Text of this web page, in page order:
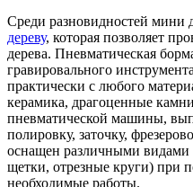
Среди разновидностей мини
дереву, которая позволяет
дерева. Пневматическая
гравировального
практически с любого
керамика, драгоценные
пневматической машины,
полировку, заточку,
оснащен различными видами
щетки, отрезные круги) при
необходимые работы.